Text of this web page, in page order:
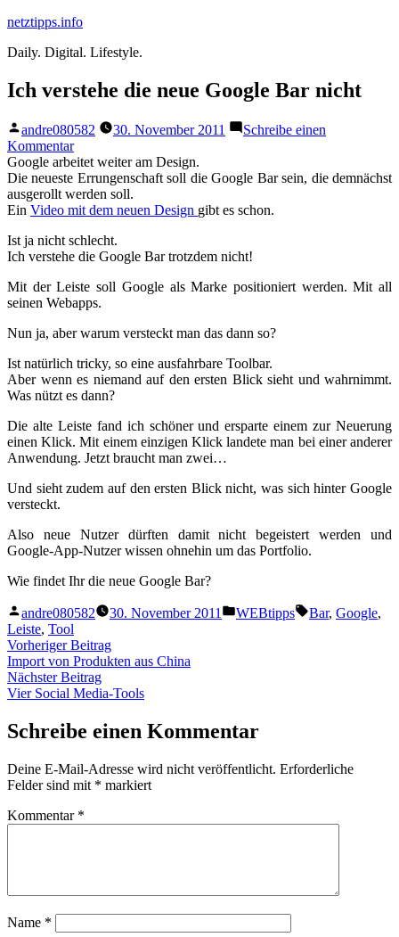
Zum
springen
netztipps.info
Daily. Digital. Lifestyle.
Ich verstehe die neue Google Bar nicht
Veröffentlicht
von
andre080582 30. November 2011
Schreibe einen
Kommentarzu
Ich
verstehe
die
neue
Bar
nicht
Google arbeitet weiter am Design.
Die neueste Errungenschaft soll die Google Bar sein, die demnächst
ausgerollt werden soll.
Ein Video mit dem neuen Design gibt es schon.
Ist ja nicht schlecht.
Ich verstehe die Google Bar trotzdem nicht!
Mit der Leiste soll Google als Marke positioniert werden. Mit all
seinen Webapps.
Nun ja, aber warum versteckt man das dann so?
Ist natürlich tricky, so eine ausfahrbare Toolbar.
Aber wenn es niemand auf den ersten Blick sieht und wahrnimmt.
Was nützt es dann?
Die alte Leiste fand ich schöner und ersparte einem zur Neuerung
einen Klick. Mit einem einzigen Klick landete man bei einer anderer
Anwendung. Jetzt braucht man zwei…
Und sieht zudem auf den ersten Blick nicht, was sich hinter Google
versteckt.
Also neue Nutzer dürften damit nicht begeistert werden und
Google-App-Nutzer wissen ohnehin um das Portfolio.
Wie findet Ihr die neue Google Bar?
Veröffentlicht
von
andre080582 30. November 2011
Veröffentlicht
WEBtipps Schlagwörter:
Bar, Google,
Leiste, Tool
Beitragsnavigation
Vorheriger BeitragVorheriger
Beitrag:
Import von Produkten aus China
Nächster BeitragNächster
Beitrag:
Vier Social Media-Tools
Schreibe einen Kommentar
Deine E-Mail-Adresse wird nicht veröffentlicht. Erforderliche
Felder sind mit * markiert
Kommentar *
Name *